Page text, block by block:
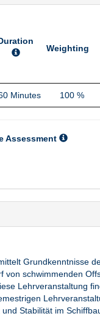
Weighting
Minutes 100 %
Assessment
Grundkenntnisse
von schwimmenden
Lehrveranstaltung
Stabilität im